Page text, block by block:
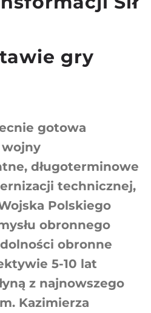
gry
gotowa
wojny
długoterminowe
technicznej,
Polskiego
obronnego
obronne
5-10 lat
z najnowszego
Kazimierza